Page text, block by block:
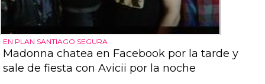
EN PLAN SANTIAGO SEGURA
Madonna chatea en Facebook por la tarde y
sale de fiesta con Avicii por la noche